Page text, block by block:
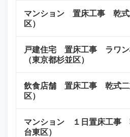
マンション 置床工事 乾式
区）
戸建住宅 置床工事 ラワン
（東京都杉並区）
飲食店舗 置床工事 乾式二
区）
マンション １日置床工事
台東区）